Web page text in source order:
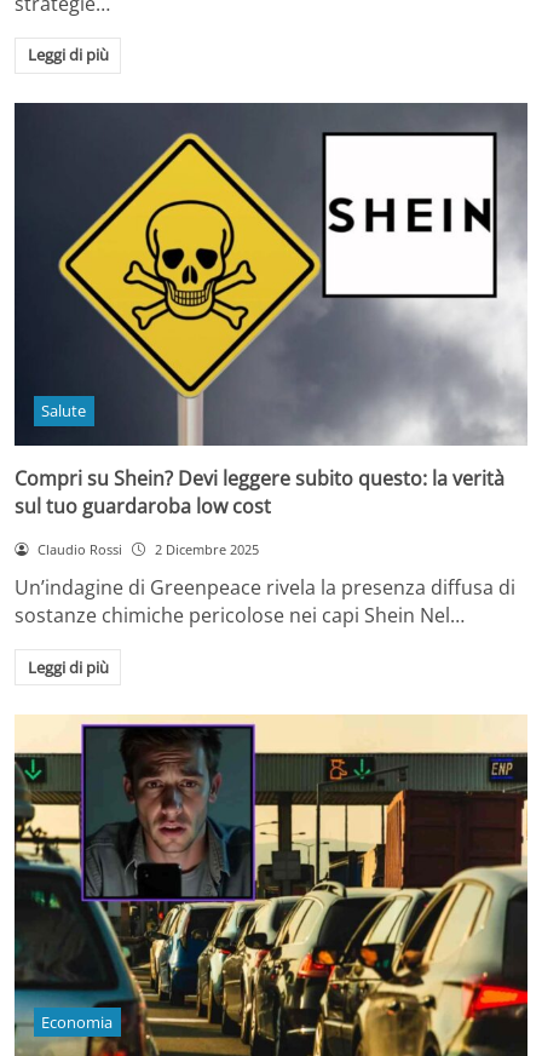
Leggi di più
Salute
Compri su Shein? Devi leggere subito questo: la verità
sul tuo guardaroba low cost
Claudio Rossi 2 Dicembre 2025
Un’indagine di Greenpeace rivela la presenza diffusa di
sostanze chimiche pericolose nei capi Shein Nel…
Leggi di più
Economia